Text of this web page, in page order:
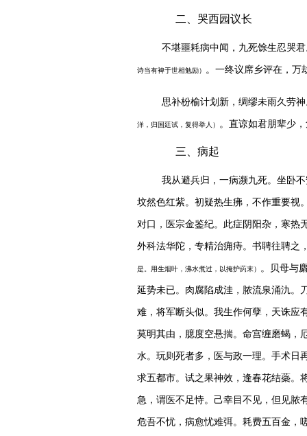
二、哭西园议长
不堪噩耗病中闻，九死馀生忍哭
诗当有裨于世相勉励） 。一终议席乡评在，万
思补枌榆计划新，绸缪未雨久劳
洋，归国廷试，复得举人） 。直谅如君朋辈少
三、病起
我从避兵归，一病濒九死。坐 卧
坟然色红紫。初疑热生疿，不作重要视
对口，医宗金鉴纪。此症阴阳杂，寒热
外科法华陀，专精治痈痔。书聘往聘之
是。用生烟叶，沸水煮过，以掩护葯末） 。贝母与
延势未已。肉腐陷成洼，脓流泉涌氿。
难，将军断头似。我生作何孽，天诛应
莫明其由，臆度空悬揣。命宫缠磨蝎，
水。玩则死者多，医与政一理。手术日
求五都市。试之果神效，逢春花结蘂。
急，谓医不足恃。己幸目不见，但见脓
危吾不忧，病愈忧难弭。耗费五百金，